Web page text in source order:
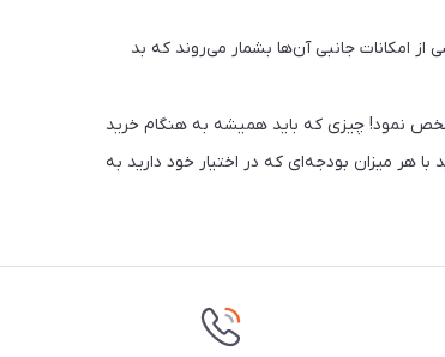
امکانات جانبی آن‌ها بشمار می‌روند که بد
نمود! چیزی که باید همیشه به هنگام خرید
میزان بودجه‌ای که در اختیار خود دارید به